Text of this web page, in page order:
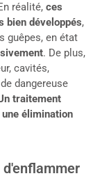
réalité, ces
bien développés,
guêpes, en état
. De plus,
cavités,
dangereuse
traitement
élimination